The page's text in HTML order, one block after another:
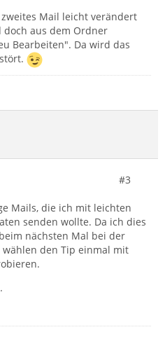
Mail leicht verändert
aus dem Ordner
Bearbeiten". Da wird das
#3
Mails, die ich mit leichten
senden wollte. Da ich dies
nächsten Mal bei der
den Tip einmal mit